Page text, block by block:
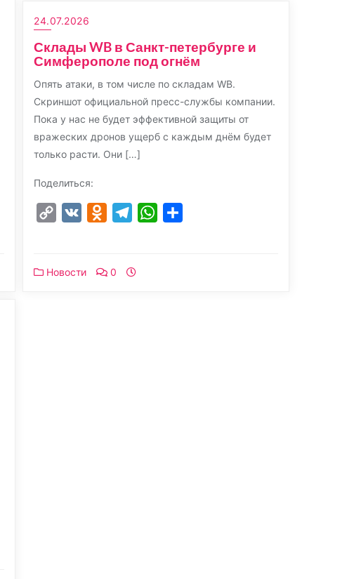
24.07.2026
Склады WB в Санкт-петербурге и
Симферополе под огнём
Опять атаки, в том числе по складам WB.
Скриншот официальной пресс-службы компании.
Пока у нас не будет эффективной защиты от
вражеских дронов ущерб с каждым днём будет
только расти. Они […]
Поделиться:
Copy
VK Odnoklassniki
TelegramWhatsApp
Новости 0